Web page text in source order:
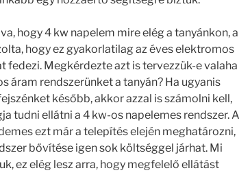
hogy 4 kw napelem mire elég a tanyánkon, a
hogy ez gyakorlatilag az éves elektromos
fedezi. Megkérdezte azt is tervezzük-e valaha
áram rendszerünket a tanyán? Ha ugyanis
később, akkor azzal is számolni kell,
tudni ellátni a 4 kw-os napelemes rendszer. A
ezt már a telepítés elején meghatározni,
bővítése igen sok költséggel járhat. Mi
ez elég lesz arra, hogy megfelelő ellátást